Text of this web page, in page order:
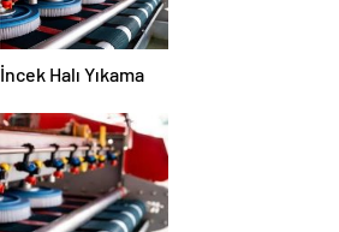
İncek Halı Yıkama